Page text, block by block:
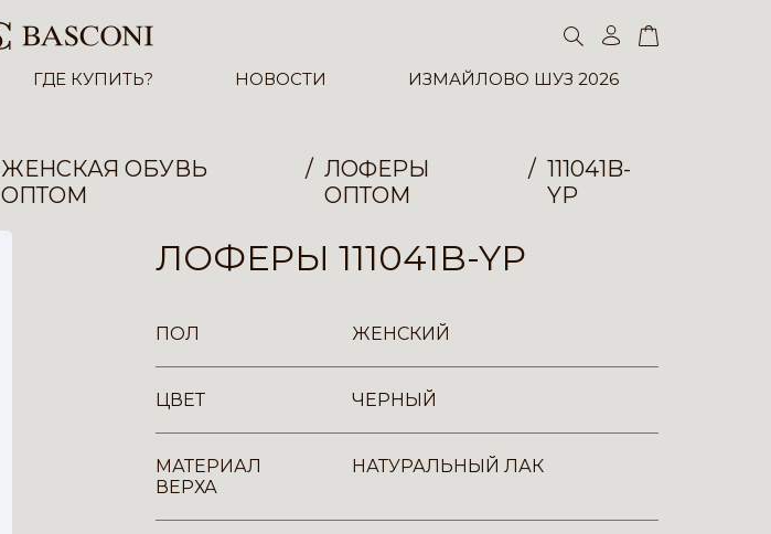
ГДЕ КУПИТЬ? НОВОСТИ ИЗМАЙЛОВО ШУЗ 2026
ЖЕНСКАЯ ОБУВЬ
ОПТОМ
ЛОФЕРЫ
ОПТОМ
111041B-
YP
ЛОФЕРЫ 111041B-YP
ПОЛ ЖЕНСКИЙ
ЦВЕТ ЧЕРНЫЙ
МАТЕРИАЛ
ВЕРХА
НАТУРАЛЬНЫЙ ЛАК